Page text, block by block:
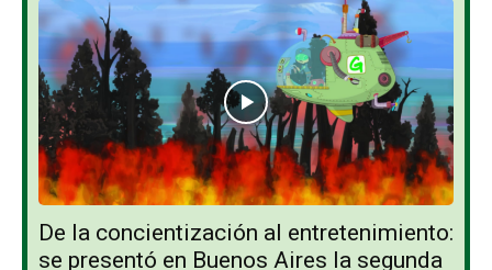
De la concientización al entretenimiento:
se presentó en Buenos Aires la segunda